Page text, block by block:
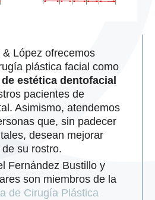
López ofrecemos
plástica facial como
estética dentofacial
pacientes de
Asimismo, atendemos
que, sin padecer
desean mejorar
su rostro.
Fernández Bustillo y
son miembros de la
de Cirugía Plástica